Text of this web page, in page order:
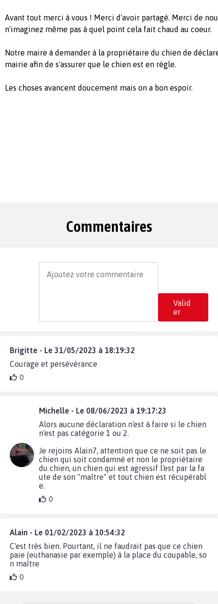
Avant tout merci à vous ! Merci d'avoir partagé. Merci de
n'imaginez même pas à quel point cela fait chaud au coeur.
Notre maire à demander à la propriétaire du chien de
mairie afin de s'assurer que le chien est en règle.
Les choses avancent doucement mais on a bon espoir.
Commentaires
Valid
er
Brigitte - Le 31/05/2023 à 18:19:32
Courage et persévérance
0
Michelle - Le 08/06/2023 à 19:17:23
Alors aucune déclaration n'est à faire si le chien
n'est pas catégorie 1 ou 2.
Je rejoins Alain7, attention que ce ne soit pas le
chien qui soit condamné et non le propriétaire
du chien, un chien qui est agressif l'est par la fa
ute de son "maître" et tout chien est récupérabl
e.
0
Alain - Le 01/02/2023 à 10:54:32
C'est très bien. Pourtant, il ne faudrait pas que ce chien
paie (euthanasie par exemple) à la place du coupable, so
n maître
0